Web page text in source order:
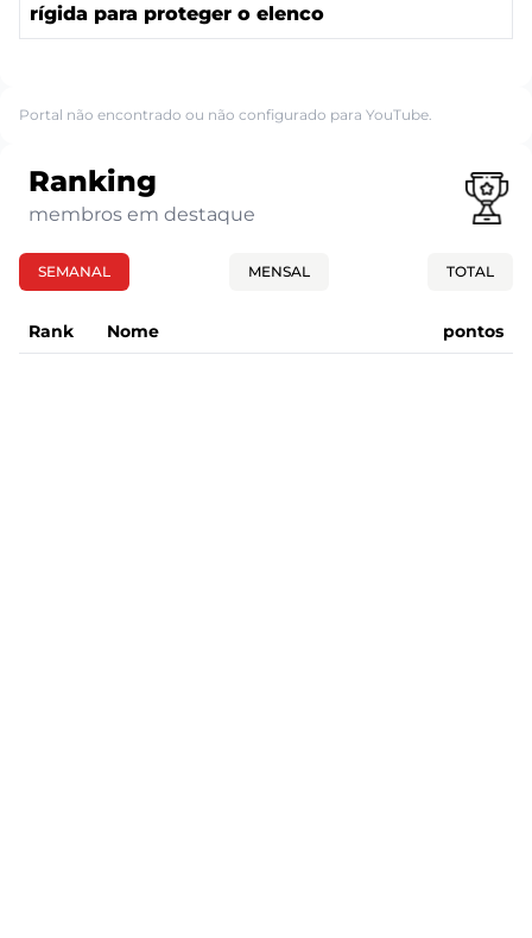
rígida para proteger o elenco
Portal não encontrado ou não configurado para YouTube.
Ranking
membros em destaque
SEMANAL MENSAL TOTAL
Rank Nome pontos